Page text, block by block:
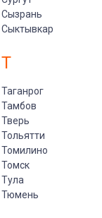
Сызрань
Сыктывкар
Т
Таганрог
Тамбов
Тверь
Тольятти
Томилино
Томск
Тула
Тюмень